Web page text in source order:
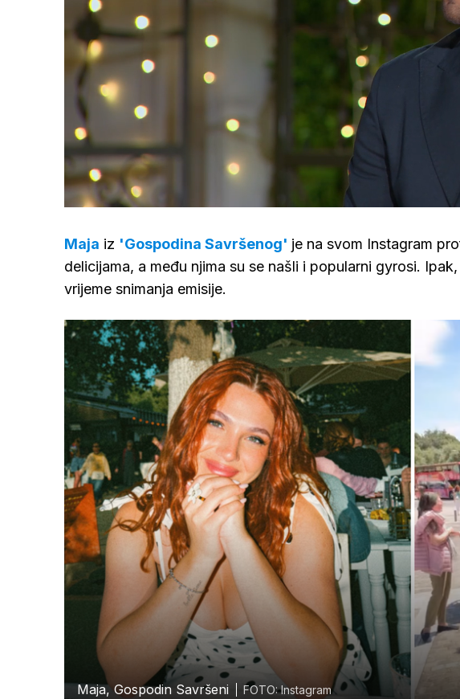
Upali
zvuk
Maja iz 'Gospodina Savršenog' je na svom Instagram
delicijama, a među njima su se našli i popularni gyrosi.
vrijeme snimanja emisije.
Maja, Gospodin Savršeni FOTO: Instagram